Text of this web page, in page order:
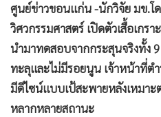
• ท่องเที่ยว
• กีฬา
ต่างประเทศ
• Special Scoop
• เศรษฐกิจ-ธุรกิจ
ศูนย์ข่าวขอนแก่น -นักวิจัย มข.โ
วิศวกรรมศาสตร์ เปิดตัวเสื้อเก
นำมาทดสอบจากกระสุนจริงทั้ง
ทะลุและไม่มีรอยนูน เจ้าหน้าที่ต
มีดีไซน์แบบเป้สะพายหลังเหมา
หลากหลายสถานะ